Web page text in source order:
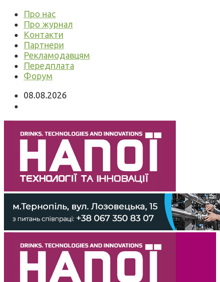
Про нас
Про журнал
Контакти
Партнери
Рекламодавцям
Передплата
Форум
08.08.2026